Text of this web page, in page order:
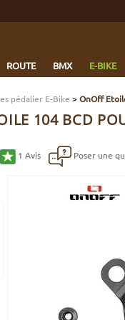
ROUTE BMX E-BIKE
pédalier E-Bike >OnOff
104 BCD
1 Avis Poser une